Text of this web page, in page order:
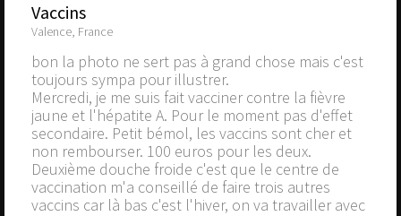
Vaccins
Valence, France
bon la photo ne sert pas à grand chose mais c'est
toujours sympa pour illustrer.
Mercredi, je me suis fait vacciner contre la fièvre
jaune et l'hépatite A. Pour le moment pas d'effet
secondaire. Petit bémol, les vaccins sont cher et
non rembourser. 100 euros pour les deux.
Deuxième douche froide c'est que le centre de
vaccination m'a conseillé de faire trois autres
vaccins car là bas c'est l'hiver, on va travailler avec